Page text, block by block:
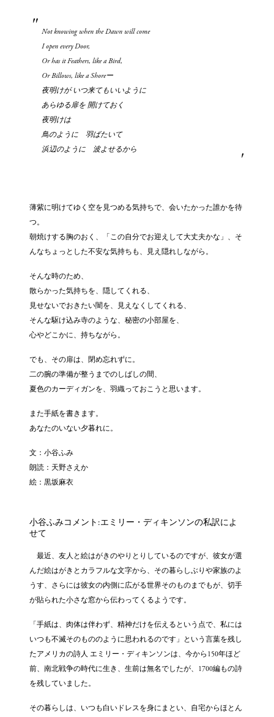
Not knowing when the Dawn will come
I open every Door,
Or has it Feathers, like a Bird,
Or Billows, like a Shoreー
夜明けが いつ来てもいいように
あらゆる扉を 開けておく
夜明けは
鳥のように 羽ばたいて
浜辺のように 波よせるから
薄紫に明けてゆく空を見つめる気持ちで、会いたかった誰かを待
つ。
朝焼けする胸のおく、「この自分でお迎えして大丈夫かな」、そ
んなちょっとした不安な気持ちも、見え隠れしながら。
そんな時のため、
散らかった気持ちを、隠してくれる、
見せないでおきたい闇を、見えなくしてくれる、
そんな駆け込み寺のような、秘密の小部屋を、
心やどこかに、持ちながら。
でも、その扉は、閉め忘れずに。
二の腕の準備が整うまでのしばしの間、
夏色のカーディガンを、羽織っておこうと思います。
また手紙を書きます。
あなたのいない夕暮れに。
文：小谷ふみ
朗読：天野さえか
絵：黒坂麻衣
小谷ふみコメント:エミリー・ディキンソンの私訳によ
せて
最近、友人と絵はがきのやりとりしているのですが、彼女が選
んだ絵はがきとカラフルな文字から、その暮らしぶりや家族のよ
うす、さらには彼女の内側に広がる世界そのものまでもが、切手
が貼られた小さな窓から伝わってくるようです。
「手紙は、肉体は伴わず、精神だけを伝えるという点で、私には
いつも不滅そのもののように思われるのです」という言葉を残し
たアメリカの詩人 エミリー・ディキンソンは、今から150年ほど
前、南北戦争の時代に生き、生前は無名でしたが、1700編もの詩
を残していました。
その暮らしは、いつも白いドレスを身にまとい、自宅からほとん